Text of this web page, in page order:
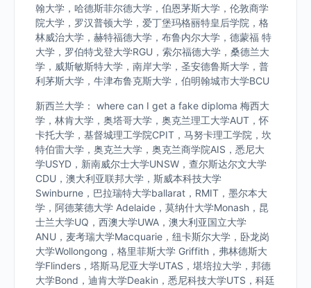
翰大学，哈德斯菲尔德大学，伯恩茅斯大学，伦敦商学
院大学，罗汉普顿大学，爱丁堡玛格丽特皇后学院，格
林威治大学，赫特福德大学，布鲁内尔大学，德蒙福 特
大学，罗伯特戈登大学RGU，索尔福德大学，桑德兰大
学，威斯敏斯特大学，南岸大学，圣安德鲁斯大学，普
利茅斯大学，牛津布鲁克斯大学，伯明翰城市大学BCU
新西兰大学： where can I get a fake diploma 梅西大
学，林肯大学，奥塔哥大学，奥克兰理工大学AUT，怀
卡托大学，基督城理工学院CPIT，马努卡理工学院，坎
特伯雷大学，奥克兰大学，奥克兰商学院AIS，悉尼大
学USYD，新南威尔士大学UNSW，查尔斯达尔文大学
CDU，澳大利亚联邦大学，斯威本科技大学
Swinburne，巴拉瑞特大学ballarat，RMIT，墨尔本大
学，阿德莱德大学 Adelaide，莫纳什大学Monash，昆
士兰大学UQ，西澳大学UWA，澳大利亚国立大学
ANU，麦考瑞大学Macquarie，纽卡斯尔大学，卧龙岗
大学Wollongong，格里菲斯大学 Griffith，弗林德斯大
学Flinders，塔斯马尼亚大学UTAS，堪培拉大学，邦德
大学Bond，迪肯大学Deakin，悉尼科技大学UTS，科廷